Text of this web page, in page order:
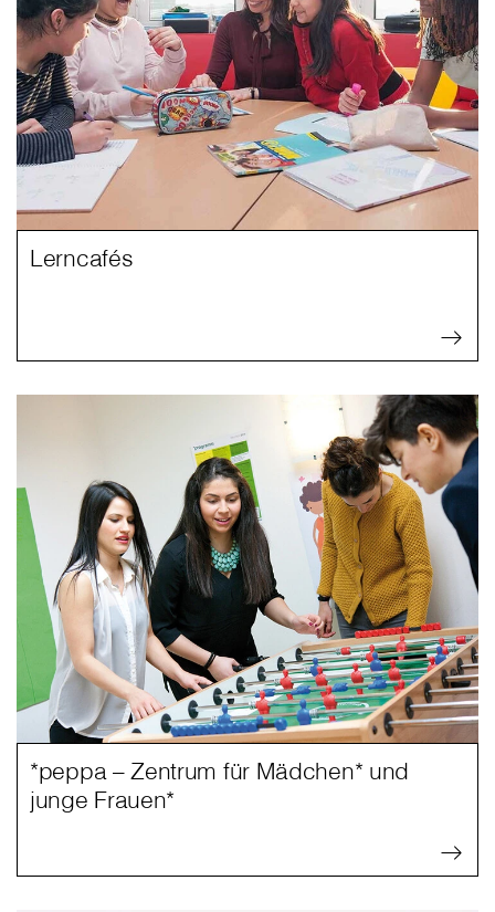
Lerncafés
*peppa – Zentrum für Mädchen* und
junge Frauen*